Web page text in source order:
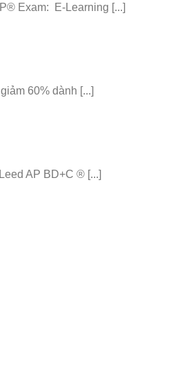
Exam: E-Learning [...]
60% dành [...]
AP BD+C ® [...]